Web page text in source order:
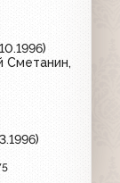
Сметанин,